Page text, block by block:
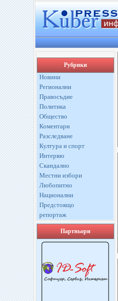
Рубрики
Новини
Регионални
Правосъдие
Политика
Общество
Коментари
Разследване
Култура и спорт
Интервю
Скандално
Местни избори
Любопитно
Национални
Предстоящо
репортаж
Партньори